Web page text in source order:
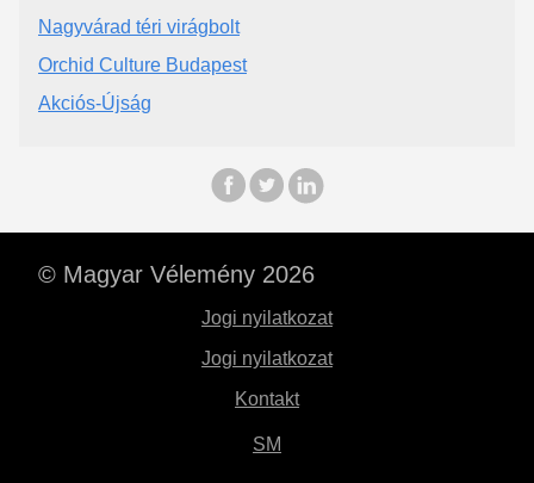
Nagyvárad téri virágbolt
Orchid Culture Budapest
Akciós-Újság
© Magyar Vélemény 2026
Jogi nyilatkozat
Jogi nyilatkozat
Kontakt
SM